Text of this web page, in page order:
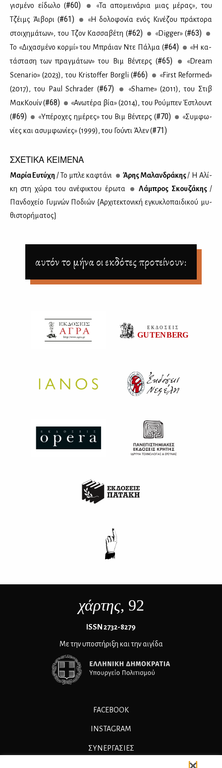
γι­σμέ­νο εί­δω­λο (#60)
«Τα απο­μει­νά­ρια μιας μέ­ρας», του
Τζέιμς Άι­βο­ρι (#61)
«Η δο­λο­φο­νία ενός Κι­νέ­ζου πρά­κτο­ρα
στοι­χη­μά­των», του Τζον Κασ­σα­βέ­τη (#62) «Digger» (#63)
Το «Δι­χα­σμέ­νο κορ­μί» του Μπράιαν Ντε Πάλ­μα (#64)
«Η κα­
τά­στα­ση των πραγ­μά­των» του Βιμ Βέ­ντερς (#65)
«Dream
Scenario» (2023), του Kristoffer Borgli (#66)
«First Reformed»
(2017), του Paul Schrader (#67)
«Shame» (2011), του Στιβ
Μακ­Κουίν (#68)
«Ανω­τέ­ρα βία» (2014), του Ρού­μπεν Έστλουντ
(#69) «Υπέ­ρο­χες ημέ­ρες» του Βιμ Βέ­ντερς (#70)
«Συμ­φω­
νί­ες και ασυμ­φω­νί­ες» (1999), του Γού­ντι Άλεν (#71)
ΣΧΕΤΙΚΑ ΚΕΙΜΕΝΑ
Μα­ρία Ευ­τύ­χη / Το μπλε κα­φτά­νι Άρης Μα­λαν­δρά­κης/ Η Αλί­
κη στη χώ­ρα του ανέ­φι­κτου έρω­τα
Λά­μπρος Σκου­ζά­κης/
Παν­δο­χείο Γυ­μνών Πο­διών {Αρ­χι­τε­κτο­νι­κή εγκυ­κλο­παι­δι­κού μυ­
θι­στο­ρή­μα­τος}
αυτόν το μήνα οι εκδότες προτείνουν:
χάρτης, 92
ΙSSN 2732-8279
Με την υποστήριξη και την αιγίδα
FACEBOOK
INSTAGRAM
ΣΥΝΕΡΓΑΣΊΕΣ